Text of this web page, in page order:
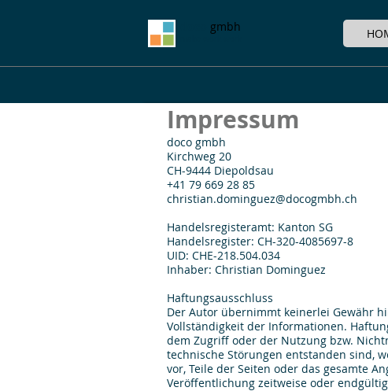
gmbh
Impressum
doco gmbh
Kirchweg 20
CH-9444 Diepoldsau
+41 79 669 28 85
christian.dominguez@docogmbh.ch
Handelsregisteramt: Kanton SG
Handelsregister: CH-320-4085697-8
UID: CHE-218.504.034
Inhaber: Christian Dominguez
Haftungsausschluss
Der Autor übernimmt keinerlei Gewähr
Vollständigkeit der Informationen.
dem Zugriff oder der Nutzung bzw.
technische Störungen entstanden sind,
vor, Teile der Seiten oder das gesamte
Veröffentlichung zeitweise oder